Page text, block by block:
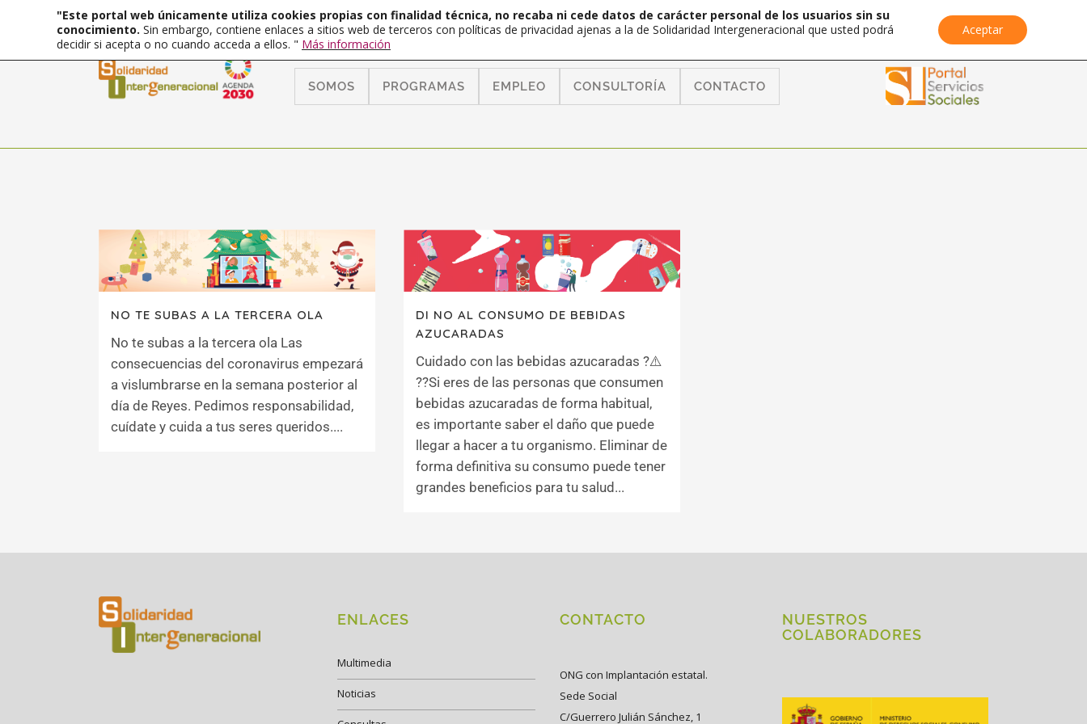
SOMOS PROGRAMAS EMPLEO CONSULTORÍA CONTACTO
NO TE SUBAS A LA TERCERA OLA
No te subas a la tercera ola Las
consecuencias del coronavirus empezará
a vislumbrarse en la semana posterior al
día de Reyes. Pedimos responsabilidad,
cuídate y cuida a tus seres queridos....
DI NO AL CONSUMO DE BEBIDAS
AZUCARADAS
Cuidado con las bebidas azucaradas ?⚠️
??Si eres de las personas que consumen
bebidas azucaradas de forma habitual,
es importante saber el daño que puede
llegar a hacer a tu organismo. Eliminar de
forma definitiva su consumo puede tener
grandes beneficios para tu salud...
ENLACES
Multimedia
Noticias
CONTACTO
ONG con Implantación estatal.
Sede Social
C/Guerrero Julián Sánchez, 1
NUESTROS
COLABORADORES
"Este portal web únicamente utiliza cookies propias con finalidad técnica, no recaba ni cede datos de carácter personal de los usuarios sin su
conocimiento. Sin embargo, contiene enlaces a sitios web de terceros con políticas de privacidad ajenas a la de Solidaridad Intergeneracional que usted podrá
decidir si acepta o no cuando acceda a ellos. " Más información
Aceptar